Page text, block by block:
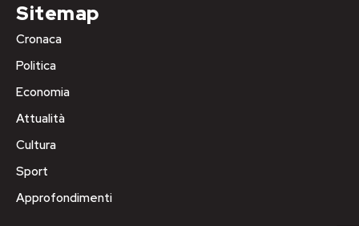
Sitemap
Cronaca
Politica
Economia
Attualità
Cultura
Sport
Approfondimenti